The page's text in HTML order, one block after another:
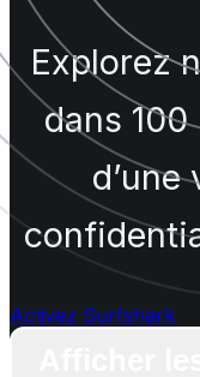
Explorez
dans
d’une
Activez Surfshark